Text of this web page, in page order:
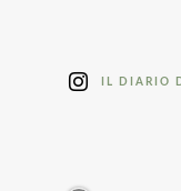
IL DIARIO